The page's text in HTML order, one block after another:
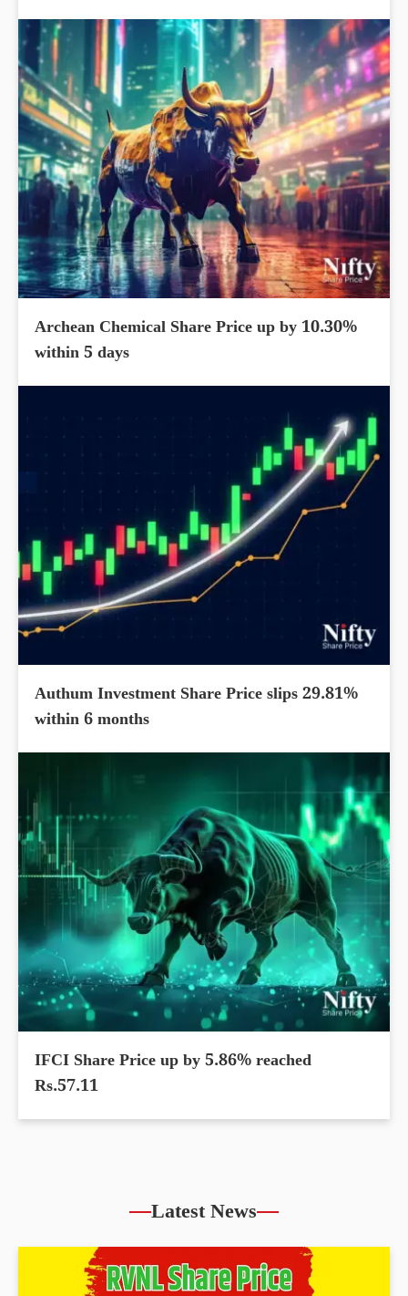
Archean Chemical Share Price up by 10.30%
within 5 days
Authum Investment Share Price slips 29.81%
within 6 months
IFCI Share Price up by 5.86% reached
Rs.57.11
Latest News